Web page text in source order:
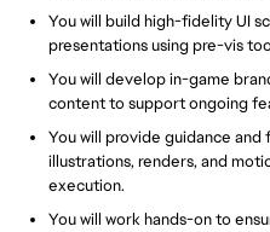
You will build high-fidelity UI
presentations using pre-vis
You will develop in-game
content to support ongoing
You will provide guidance and
illustrations, renders, and
execution.
You will work hands-on to